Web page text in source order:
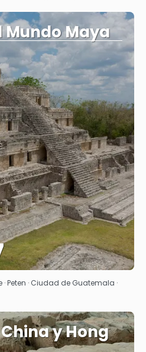
Mundo Maya
Ver
Peten · Ciudad de Guatemala ·
y Hong